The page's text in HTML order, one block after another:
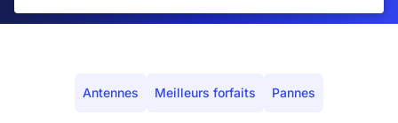
Antennes Meilleurs forfaits Pannes